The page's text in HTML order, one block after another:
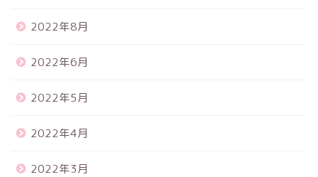
2022年8月
2022年6月
2022年5月
2022年4月
2022年3月